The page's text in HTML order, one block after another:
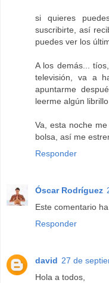
si quieres
suscribirte, así
puedes ver los
A los demás...
televisión, va a
apuntarme
leerme algún
Va, esta noche
bolsa, así me
Responder
Óscar Rodríguez
Este comentario
Responder
david 27 de
Hola a todos,